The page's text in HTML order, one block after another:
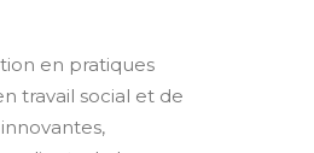
en pratiques
travail social et de